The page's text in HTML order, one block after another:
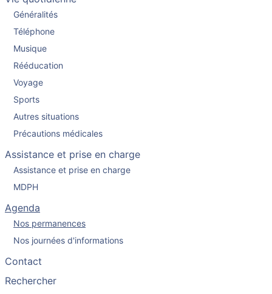
Généralités
Téléphone
Musique
Rééducation
Voyage
Sports
Autres situations
Précautions médicales
Assistance et prise en charge
Assistance et prise en charge
MDPH
Agenda
Nos permanences
Nos journées d'informations
Contact
Rechercher